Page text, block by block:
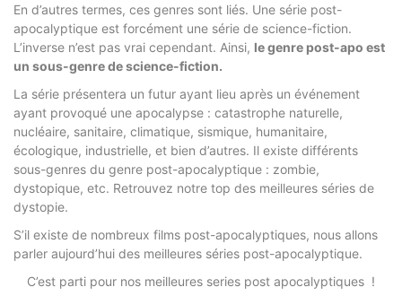
En d’autres termes, ces genres sont liés. Une série post-
apocalyptique est forcément une série de science-fiction.
L’inverse n’est pas vrai cependant. Ainsi, le genre post-apo est
un sous-genre de science-fiction.
La série présentera un futur ayant lieu après un événement
ayant provoqué une apocalypse : catastrophe naturelle,
nucléaire, sanitaire, climatique, sismique, humanitaire,
écologique, industrielle, et bien d’autres. Il existe différents
sous-genres du genre post-apocalyptique : zombie,
dystopique, etc. Retrouvez notre top des meilleures séries de
dystopie.
S’il existe de nombreux films post-apocalyptiques, nous allons
parler aujourd’hui des meilleures séries post-apocalyptique.
C’est parti pour nos meilleures series post apocalyptiques !